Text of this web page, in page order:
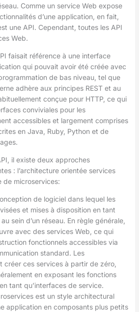
Comme un service Web expose
d’une application, en fait,
une API. Cependant, toutes les API
Web.
faisait référence à une interface
qui pouvait avoir été créée avec
de bas niveau, tel que
adhère aux principes REST et au
conçue pour HTTP, ce qui
conviviales pour les
accessibles et largement comprises
en Java, Ruby, Python et de
il existe deux approches
: l’architecture orientée services
de microservices:
de logiciel dans lequel les
et mises à disposition en tant
sein d’un réseau. En règle générale,
avec des services Web, ce qui
fonctionnels accessibles via
standard. Les
créer ces services à partir de zéro,
en exposant les fonctions
tant qu’interfaces de service.
est un style architectural
application en composants plus petits